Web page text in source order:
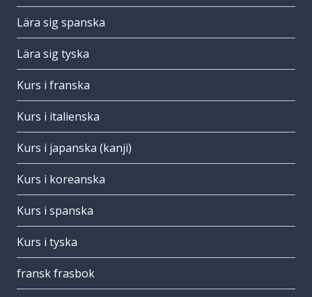
Lära sig spanska
Lära sig tyska
Kurs i franska
Kurs i italienska
Kurs i japanska (kanji)
Kurs i koreanska
Kurs i spanska
Kurs i tyska
fransk frasbok